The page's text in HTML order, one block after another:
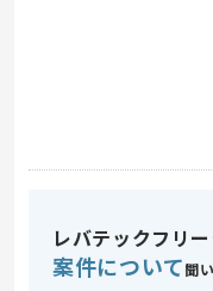
スキル
レバテックフリ
案件について 聞